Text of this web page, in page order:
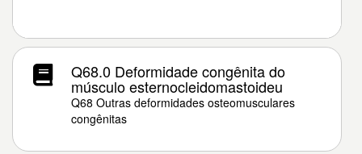
Q68.0 Deformidade congênita do
músculo esternocleidomastoideu
Q68 Outras deformidades osteomusculares
congênitas